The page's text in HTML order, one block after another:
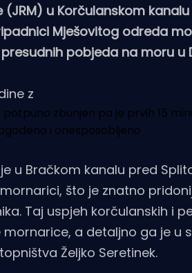
u Korčulanskom kanalu
Mješovitog odreda
pobjeda na moru u
z
zbunjen pa je prvih 15
i onesposobljeno
u Bračkom kanalu pred
što je znatno
Taj uspjeh korčulanskih i
a detaljno ga je u
Željko Seretinek.